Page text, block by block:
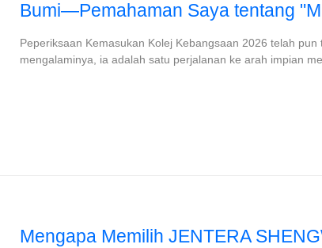
Bumi—Pemahaman Saya tentang
Peperiksaan Kemasukan Kolej Kebangsaan 2026 telah
mengalaminya, ia adalah satu perjalanan ke arah impian
Mengapa Memilih JENTERA